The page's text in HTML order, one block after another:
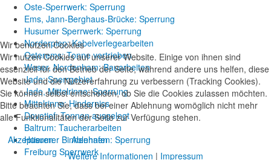
Oste-Sperrwerk: Sperrung
Ems, Jann-Berghaus-Brücke: Sperrung
Husumer Sperrwerk: Sperrung
Norderpiep: Kabelverlegearbeiten
Osterems: Tonne vertrieben
Weser, Nordenham: Bauarbeiten
Jade: Sperrgebiet
Jade, Mittelrinne: Sperrung
Mittelrinne: Hinderniss
Dovetief: Tonnen ausgelegt
Baltrum: Taucherarbeiten
Husumer Binnenhafen: Sperrung
Freiburg Sperrwerk
Wir benutzen Cookies
Wir nutzen Cookies auf unserer Website. Einige von ihnen sind
essenziell für den Betrieb der Seite, während andere uns helfen, diese
Website und die Nutzererfahrung zu verbessern (Tracking Cookies).
Sie können selbst entscheiden, ob Sie die Cookies zulassen möchten.
Bitte beachten Sie, dass bei einer Ablehnung womöglich nicht mehr
alle Funktionalitäten der Seite zur Verfügung stehen.
Akzeptieren
Ablehnen
Weitere Informationen | Impressum